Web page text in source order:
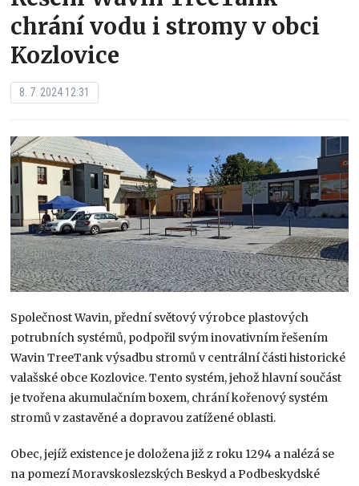
chrání vodu i stromy v obci
Kozlovice
8. 7. 2024 12:31
Společnost Wavin, přední světový výrobce plastových
potrubních systémů, podpořil svým inovativním řešením
Wavin TreeTank výsadbu stromů v centrální části historické
valašské obce Kozlovice. Tento systém, jehož hlavní součást
je tvořena akumulačním boxem, chrání kořenový systém
stromů v zastavěné a dopravou zatížené oblasti.
Obec, jejíž existence je doložena již z roku 1294 a nalézá se
na pomezí Moravskoslezských Beskyd a Podbeskydské